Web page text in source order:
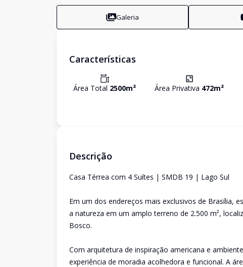
Galeria
Características
Área Total 2500m² Área Privativa 472m²
Descrição
Casa Térrea com 4 Suítes | SMDB 19 | Lago Sul
Em um dos endereços mais exclusivos de Brasília,
a natureza em um amplo terreno de 2.500 m²,
Bosco.
Com arquitetura de inspiração americana e
experiência de moradia acolhedora e funcional. A